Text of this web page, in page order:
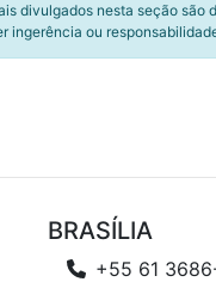
divulgados nesta seção
ingerência ou
BRASÍLIA
+55 61